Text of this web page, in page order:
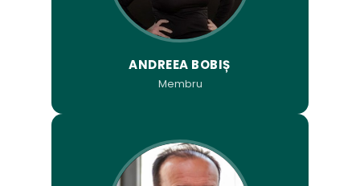
ANDREEA BOBIȘ
Membru